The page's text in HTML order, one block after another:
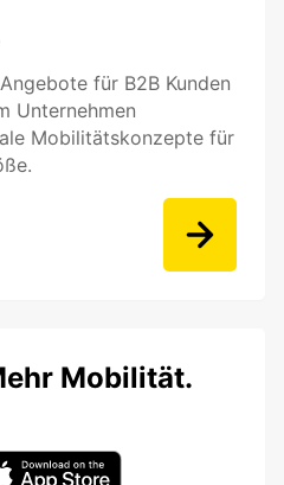
für B2B Kunden
Unternehmen
Mobilitätskonzepte für
Mobilität.